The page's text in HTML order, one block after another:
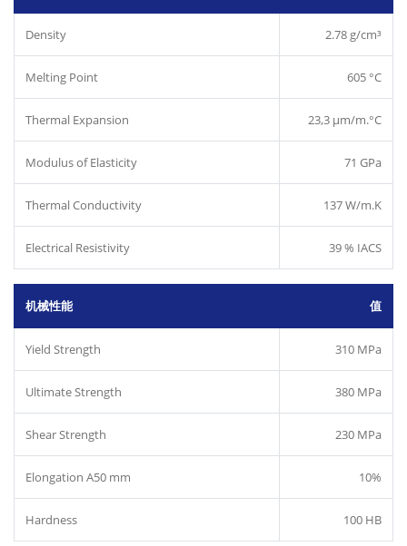
Density 2.78 g/cm³
Melting Point 605 °C
Thermal Expansion 23,3 µm/m.°C
Modulus of Elasticity 71 GPa
Thermal Conductivity 137 W/m.K
Electrical Resistivity 39 % IACS
机械性能 值
Yield Strength 310 MPa
Ultimate Strength 380 MPa
Shear Strength 230 MPa
Elongation A50 mm 10%
Hardness 100 HB